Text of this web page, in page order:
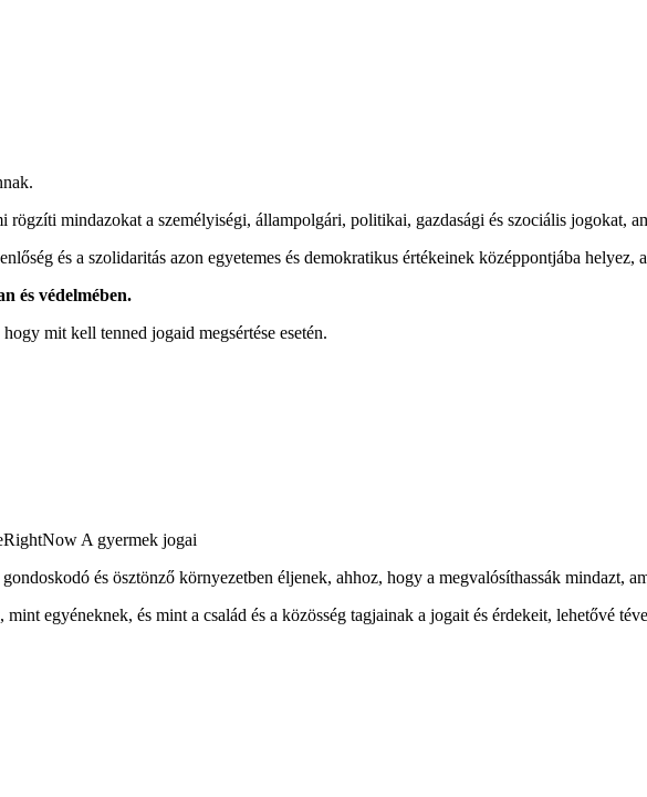
rögzíti mindazokat a személyiségi, állampolgári, politikai, gazdasági és szociális jogokat,
és a szolidaritás azon egyetemes és demokratikus értékeinek középpontjába helyez,
és védelmében.
mit kell tenned jogaid megsértése esetén.
és ösztönző környezetben éljenek, ahhoz, hogy a megvalósíthassák mindazt,
egyéneknek, és mint a család és a közösség tagjainak a jogait és érdekeit, lehetővé